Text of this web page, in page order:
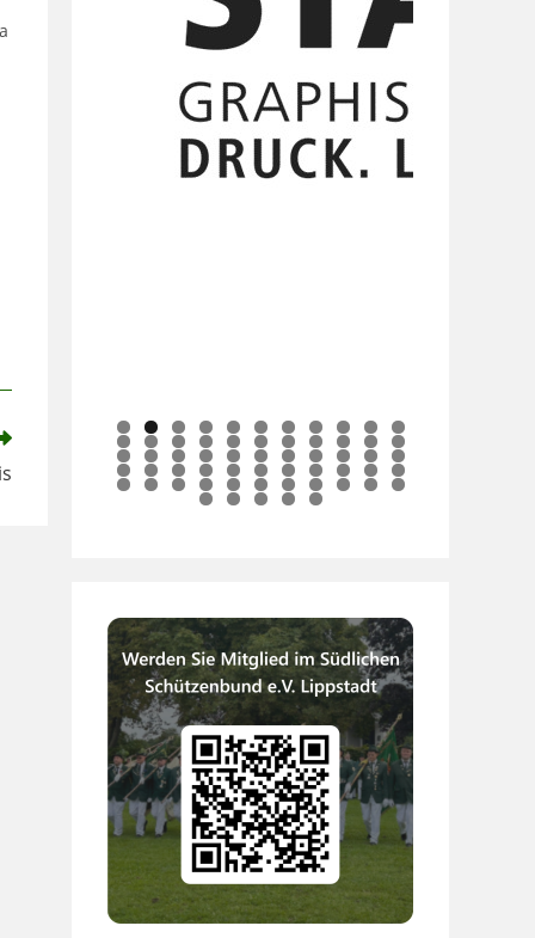
0 1
2 3 4 5 6 7 8 9 0 1 2
3 4 5 6 7 8 9 0 1 2 3
4 5 6 7 8 9 0 1 2 3 4
5 6 7 8 9 0 1 2 3 4 5
6 7 8 9 0